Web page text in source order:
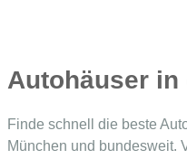
Autohäuser in
Finde schnell die beste
München und bundesweit.